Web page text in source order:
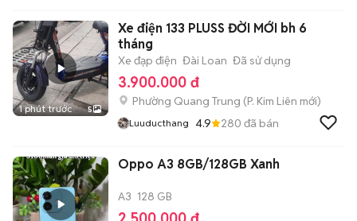
1 phút trước 5
Xe điện 133 PLUSS ĐỜI MỚI bh 6
tháng
Xe đạp điện Đài Loan Đã sử dụng
3.900.000 đ
Phường Quang Trung (P. Kim Liên mới)
Luuducthang 4.9 280 đã bán
Oppo A3 8GB/128GB Xanh
A3 128 GB